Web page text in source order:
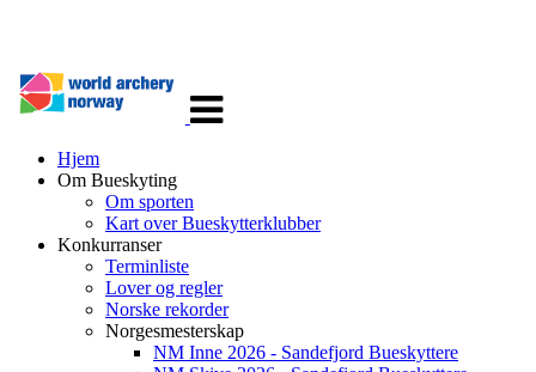
navigasjon
Hjem
Om Bueskyting
Om sporten
Kart over Bueskytterklubber
Konkurranser
Terminliste
Lover og regler
Norske rekorder
Norgesmesterskap
NM Inne 2026 - Sandefjord Bueskyttere